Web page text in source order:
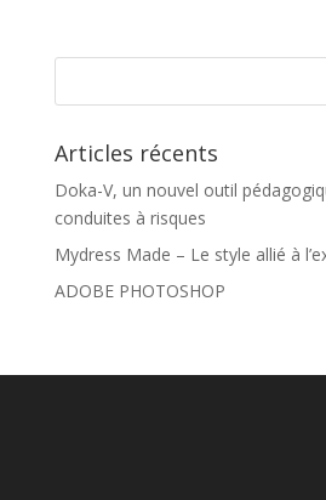
Articles récents
Doka-V, un nouvel outil
conduites à risques
Mydress Made – Le style allié à
ADOBE PHOTOSHOP